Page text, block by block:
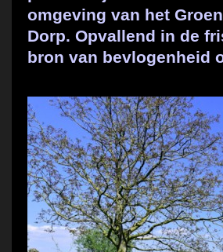
omgeving van het
Dorp. Opvallend in de
bron van bevlogenheid